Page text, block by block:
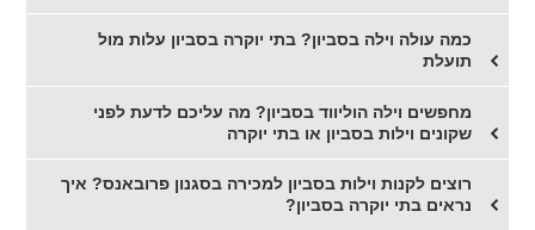
כמה עולה וילה בסביון? בתי יוקרה בסביון עלות מול
תועלת
מחפשים וילה הוליווד בסביון? מה עליכם לדעת לפני
שקונים וילות בסביון או בתי יוקרה
רוצים לקנות וילות בסביון למכירה בסגנון פרובאנס? איך
נראים בתי יוקרה בסביון?